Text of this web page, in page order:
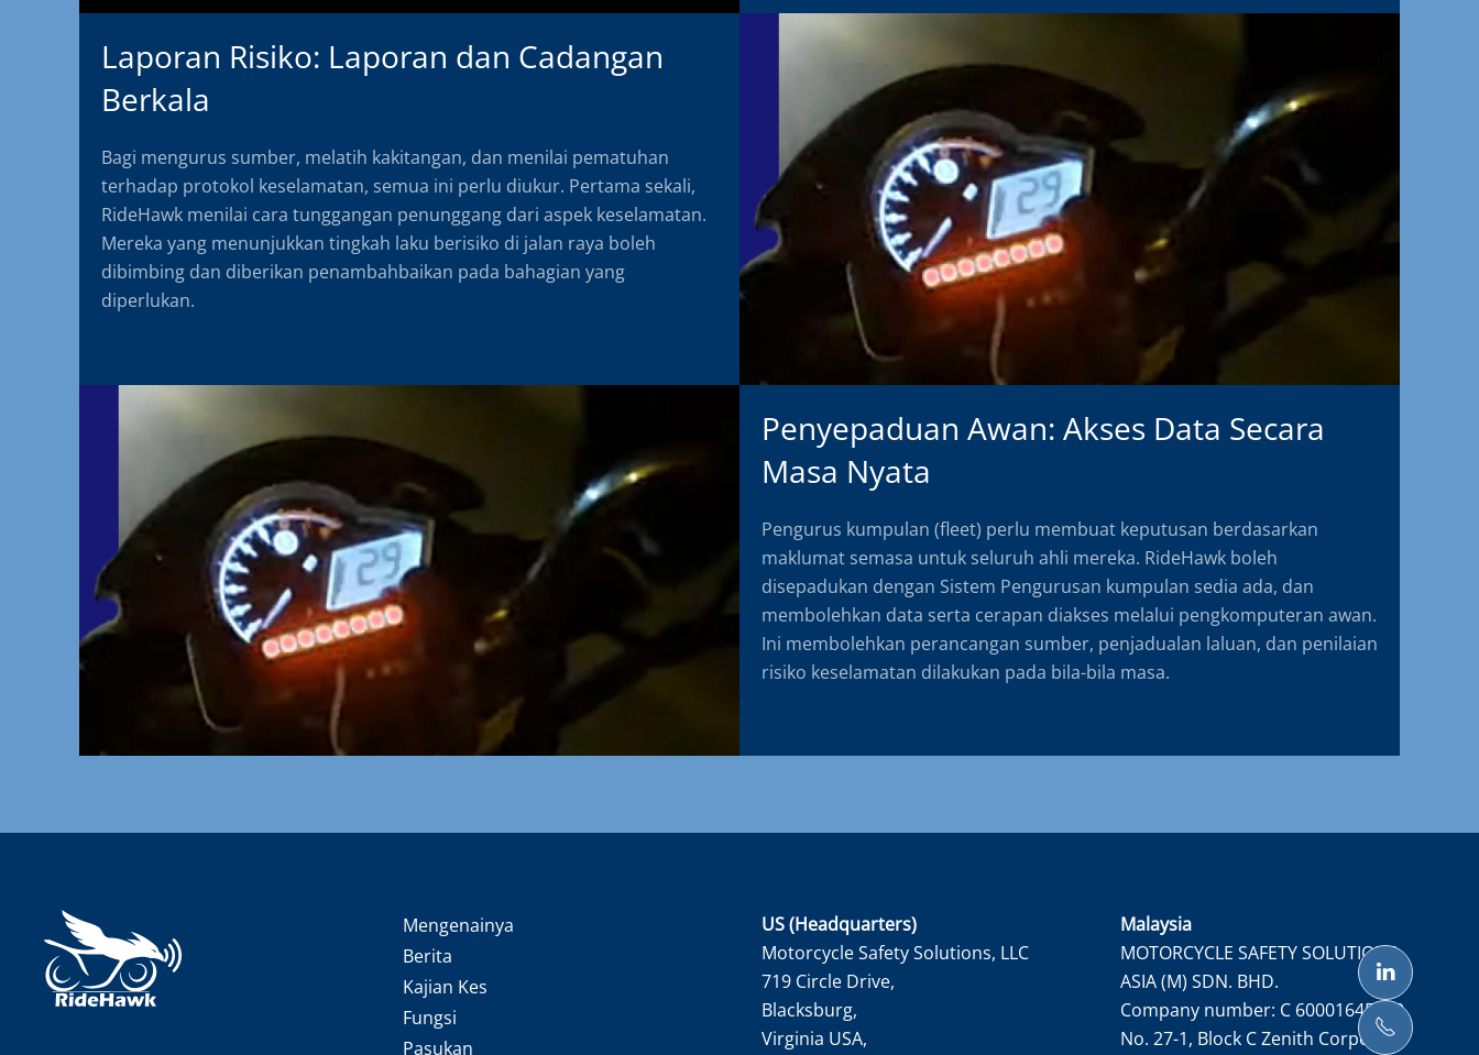
Laporan Risiko: Laporan dan Cadangan
Berkala
Bagi mengurus sumber, melatih kakitangan, dan menilai pematuhan
terhadap protokol keselamatan, semua ini perlu diukur. Pertama sekali,
RideHawk menilai cara tunggangan penunggang dari aspek keselamatan.
Mereka yang menunjukkan tingkah laku berisiko di jalan raya boleh
dibimbing dan diberikan penambahbaikan pada bahagian yang
diperlukan.
Penyepaduan Awan: Akses Data Secara
Masa Nyata
Pengurus kumpulan (fleet) perlu membuat keputusan berdasarkan
maklumat semasa untuk seluruh ahli mereka. RideHawk boleh
disepadukan dengan Sistem Pengurusan kumpulan sedia ada, dan
membolehkan data serta cerapan diakses melalui pengkomputeran awan.
Ini membolehkan perancangan sumber, penjadualan laluan, dan penilaian
risiko keselamatan dilakukan pada bila-bila masa.
Mengenainya
Berita
Kajian Kes
Fungsi
Pasukan
US (Headquarters)
Motorcycle Safety Solutions, LLC
719 Circle Drive,
Blacksburg,
Virginia USA,
Malaysia
MOTORCYCLE SAFETY SOLUTIONS
ASIA (M) SDN. BHD.
Company number: C 60001645050
No. 27-1, Block C Zenith Corporate